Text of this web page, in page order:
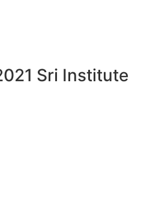
Sri Institute